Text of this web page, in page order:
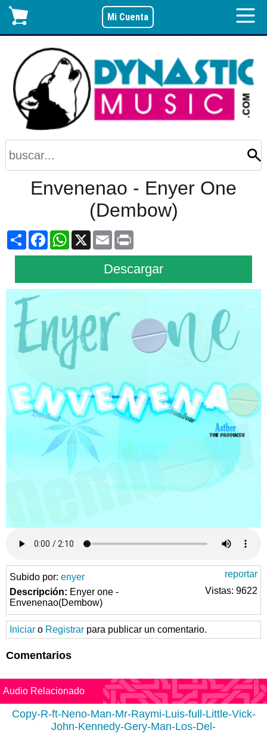
Mi Cuenta
Envenenao - Enyer One
(Dembow)
ShareFacebookWhatsApp
X Email
Descargar
Subido por: enyer
Descripción: Enyer one -
Envenenao(Dembow)
reportar
Vistas: 9622
Iniciar o Registrar para publicar un comentario.
Comentarios
Audio Relacionado
Copy-R-ft-Neno-Man-Mr-Raymi-Luis-full-Little-Vick-
John-Kennedy-Gery-Man-Los-Del-